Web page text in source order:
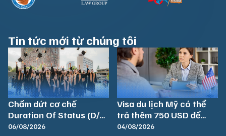
Tin tức mới từ chúng tôi
Chấm dứt cơ chế
Duration Of Status (D/S)
đối với du học sinh từ
06/08/2026
Visa du lịch Mỹ có thể
trả thêm 750 USD để
được phỏng vấn nhanh
04/08/2026